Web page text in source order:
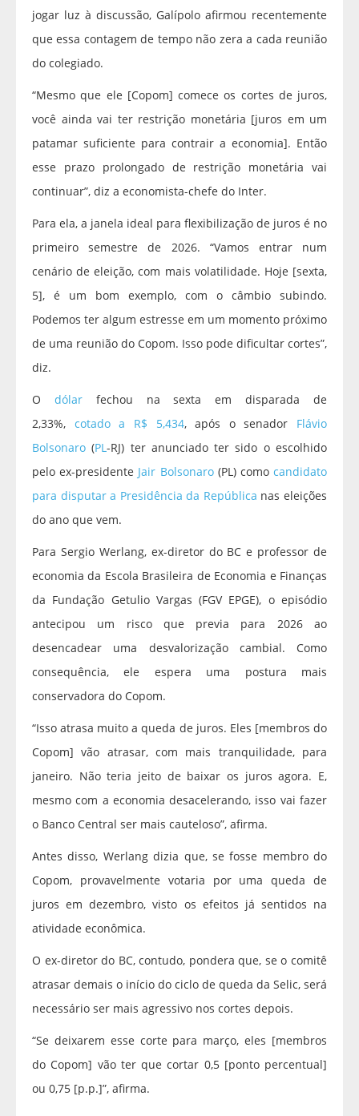
jogar luz à discussão, Galípolo afirmou recentemente
que essa contagem de tempo não zera a cada reunião
do colegiado.
“Mesmo que ele [Copom] comece os cortes de juros,
você ainda vai ter restrição monetária [juros em um
patamar suficiente para contrair a economia]. Então
esse prazo prolongado de restrição monetária vai
continuar”, diz a economista-chefe do Inter.
Para ela, a janela ideal para flexibilização de juros é no
primeiro semestre de 2026. “Vamos entrar num
cenário de eleição, com mais volatilidade. Hoje [sexta,
5], é um bom exemplo, com o câmbio subindo.
Podemos ter algum estresse em um momento próximo
de uma reunião do Copom. Isso pode dificultar cortes”,
diz.
O dólarfechou na sexta em disparada de
2,33%, cotado a R$ 5,434, após o senador Flávio
Bolsonaro (PL-RJ) ter anunciado ter sido o escolhido
pelo ex-presidente Jair Bolsonaro(PL) comocandidato
para disputar a Presidência da República nas eleições
do ano que vem.
Para Sergio Werlang, ex-diretor do BC e professor de
economia da Escola Brasileira de Economia e Finanças
da Fundação Getulio Vargas (FGV EPGE), o episódio
antecipou um risco que previa para 2026 ao
desencadear uma desvalorização cambial. Como
consequência, ele espera uma postura mais
conservadora do Copom.
“Isso atrasa muito a queda de juros. Eles [membros do
Copom] vão atrasar, com mais tranquilidade, para
janeiro. Não teria jeito de baixar os juros agora. E,
mesmo com a economia desacelerando, isso vai fazer
o Banco Central ser mais cauteloso”, afirma.
Antes disso, Werlang dizia que, se fosse membro do
Copom, provavelmente votaria por uma queda de
juros em dezembro, visto os efeitos já sentidos na
atividade econômica.
O ex-diretor do BC, contudo, pondera que, se o comitê
atrasar demais o início do ciclo de queda da Selic, será
necessário ser mais agressivo nos cortes depois.
“Se deixarem esse corte para março, eles [membros
do Copom] vão ter que cortar 0,5 [ponto percentual]
ou 0,75 [p.p.]”, afirma.